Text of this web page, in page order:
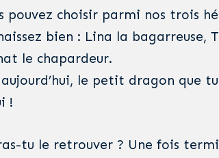
pouvez choisir parmi nos trois
bien : Lina la bagarreuse,
le chapardeur.
le petit dragon que
!
tu le retrouver ? Une fois